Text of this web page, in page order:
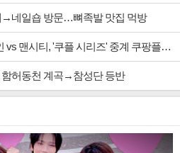
→네일숍 방문…뼈족발 맛집 먹방
맨시티, '쿠플 시리즈' 중계 쿠팡플레이
함허동천 계곡→참성단 등반